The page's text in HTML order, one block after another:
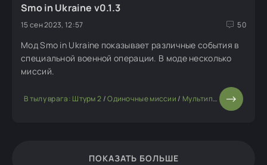
Smo in Ukraine v0.1.3
15 сен 2023, 12:57 50
Мод Smo in Ukraine показывает различные события в
специальной военной операции. В моде несколько
миссий.
В тылу врага: Штурм 2 /Одиночные миссии / Мультиплеерные моды
ПОКАЗАТЬ БОЛЬШЕ